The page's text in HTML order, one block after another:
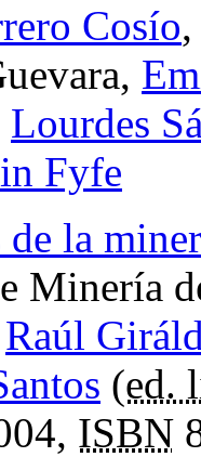
Cosío
Lourdes
Fyfe
de la
Minería
Raúl
(ed.
ISBN